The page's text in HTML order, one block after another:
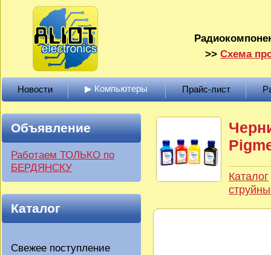
>> Схема
Новости ▶ Компьютеры Прайс-лист
Объявление
Работаем ТОЛЬКО по
БЕРДЯНСКУ
Каталог
Свежее поступление
Каталог